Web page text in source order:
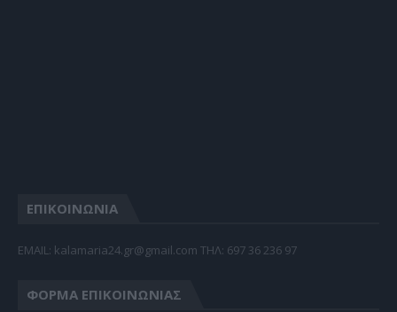
ΕΠΙΚΟΙΝΩΝΙΑ
EMAIL: kalamaria24.gr@gmail.com TΗΛ: 697 36 236 97
ΦΌΡΜΑ ΕΠΙΚΟΙΝΩΝΊΑΣ